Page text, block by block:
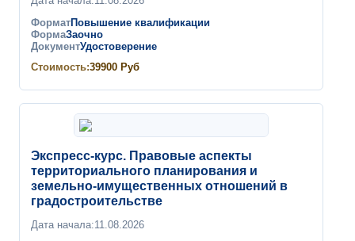
ФорматПовышение квалификации
ФормаЗаочно
ДокументУдостоверение
Стоимость:39900 Руб
Экспресс-курс. Правовые аспекты
территориального планирования и
земельно-имущественных отношений в
градостроительстве
Дата начала:11.08.2026